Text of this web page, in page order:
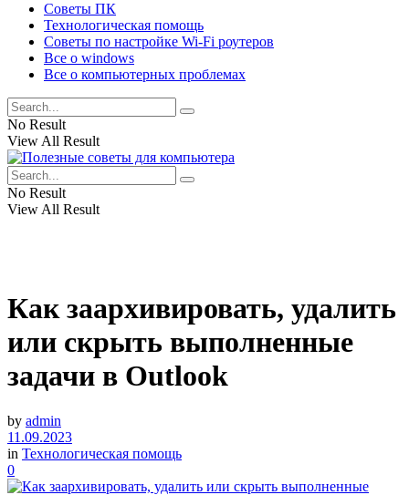
Советы ПК
Технологическая помощь
Советы по настройке Wi-Fi роутеров
Все о windows
Все о компьютерных проблемах
No Result
View All Result
No Result
View All Result
Как заархивировать, удалить
или скрыть выполненные
задачи в Outlook
by admin
11.09.2023
in Технологическая помощь
0